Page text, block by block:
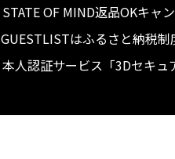
STATE OF MIND返品OKキャ
GUESTLISTはふるさと納税制
本人認証サービス「3Dセキュ